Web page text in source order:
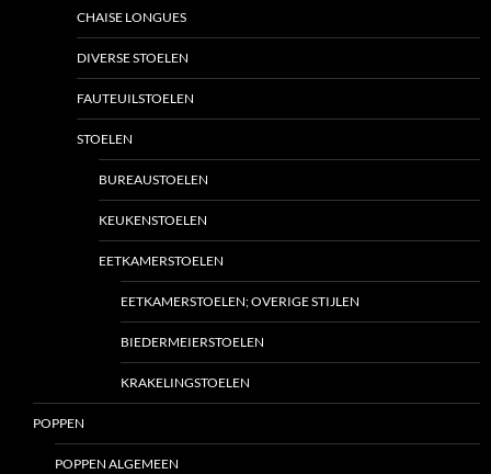
CHAISE LONGUES
DIVERSE STOELEN
FAUTEUILSTOELEN
STOELEN
BUREAUSTOELEN
KEUKENSTOELEN
EETKAMERSTOELEN
EETKAMERSTOELEN; OVERIGE STIJLEN
BIEDERMEIERSTOELEN
KRAKELINGSTOELEN
POPPEN
POPPEN ALGEMEEN